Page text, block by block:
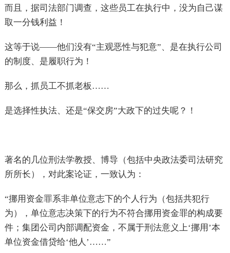
而且，据司法部门调查，这些员工在执行中，没为自己谋
取一分钱利益！
这等于说——他们没有“主观恶性与犯意”、是在执行公司
的制度、是履职行为！
那么，抓员工不抓老板……
是选择性执法、还是“保交房”大政下的过失呢？！
著名的几位刑法学教授、博导（包括中央政法委司法研究
所所长），对此案论证，一致认为：
“挪用资金罪系非单位意志下的个人行为（包括共犯行
为），单位意志决策下的行为不符合挪用资金罪的构成要
件；集团公司内部调配资金，不属于刑法意义上‘挪用’本
单位资金借贷给‘他人’……”